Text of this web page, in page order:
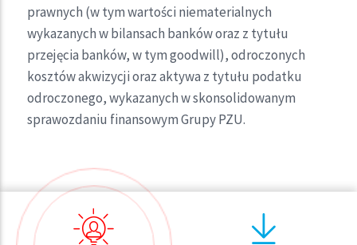
prawnych (w tym wartości niematerialnych
wykazanych w bilansach banków oraz z tytułu
przejęcia banków, w tym goodwill), odroczonych
kosztów akwizycji oraz aktywa z tytułu podatku
odroczonego, wykazanych w skonsolidowanym
sprawozdaniu finansowym Grupy PZU.